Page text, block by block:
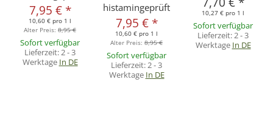
7,95 € *
10,60 € pro 1 l
Alter Preis: 8,95 €
Sofort verfügbar
Lieferzeit:2 - 3
Werktage In DE
histamingeprüft
7,95 € *
10,60 € pro 1 l
Alter Preis: 8,95 €
Sofort verfügbar
Lieferzeit:2 - 3
Werktage In DE
10,27 € pro 1 l
Sofort verfügbar
Lieferzeit:2 - 3
Werktage In DE